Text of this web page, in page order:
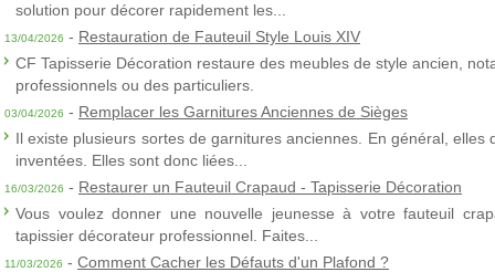
solution pour décorer rapidement les...
13/04/2026 - Restauration de Fauteuil Style Louis XIV
CF Tapisserie Décoration restaure des meubles de style ancien,
professionnels ou des particuliers.
03/04/2026 - Remplacer les Garnitures Anciennes de Sièges
Il existe plusieurs sortes de garnitures anciennes. En général, elles
inventées. Elles sont donc liées...
16/03/2026 - Restaurer un Fauteuil Crapaud - Tapisserie Décoration
Vous voulez donner une nouvelle jeunesse à votre fauteuil
tapissier décorateur professionnel. Faites...
11/03/2026 - Comment Cacher les Défauts d'un Plafond ?